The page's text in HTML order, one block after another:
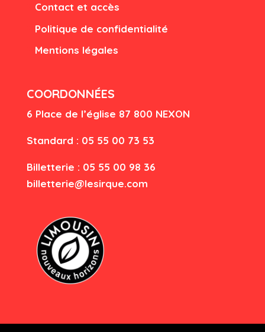
Contact et accès
Politique de confidentialité
Mentions légales
COORDONNÉES
6 Place de l’église 87 800 NEXON
Standard : 05 55 00 73 53
Billetterie : 05 55 00 98 36
billetterie@lesirque.com